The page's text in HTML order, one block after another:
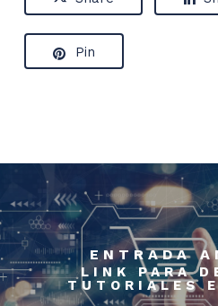
Pin
ENTRADA
LINK PARA
TUTORIALES